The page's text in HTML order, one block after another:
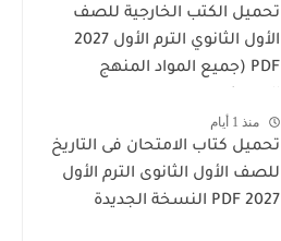
تحميل الكتب الخارجية للصف
الأول الثانوي الترم الأول 2027
PDF (جميع المواد المنهج
منذ 1 أيام
تحميل كتاب الامتحان فى التاريخ
للصف الأول الثانوى الترم الأول
2027 PDF النسخة الجديدة